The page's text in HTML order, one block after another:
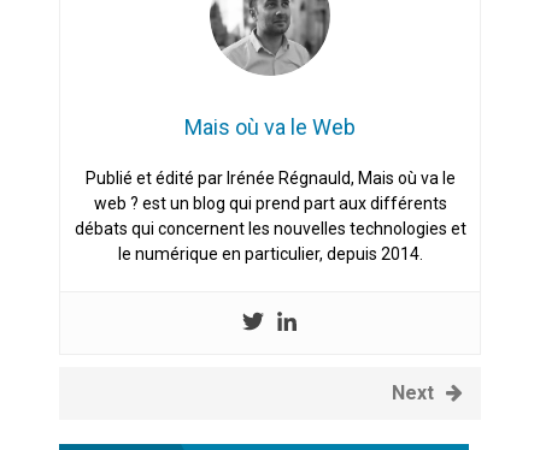
Mais où va le Web
Publié et édité par Irénée Régnauld, Mais où va le
web ? est un blog qui prend part aux différents
débats qui concernent les nouvelles technologies et
le numérique en particulier, depuis 2014.
Next